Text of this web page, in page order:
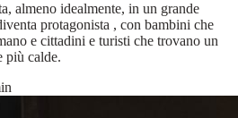
almeno idealmente, in un grande
protagonista , con bambini che
e cittadini e turisti che trovano un
più calde.